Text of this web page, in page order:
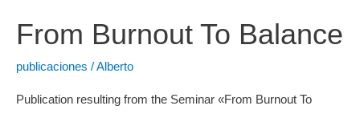
From Burnout To Balance
publicaciones /Alberto
Publication resulting from the Seminar «From Burnout To